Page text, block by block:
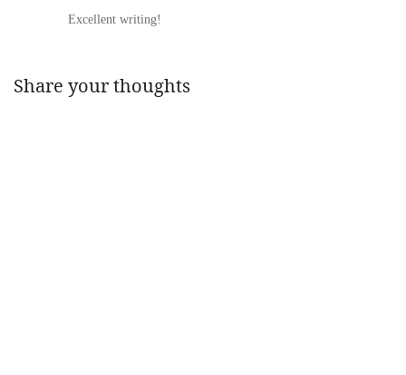
Excellent writing!
Share your thoughts